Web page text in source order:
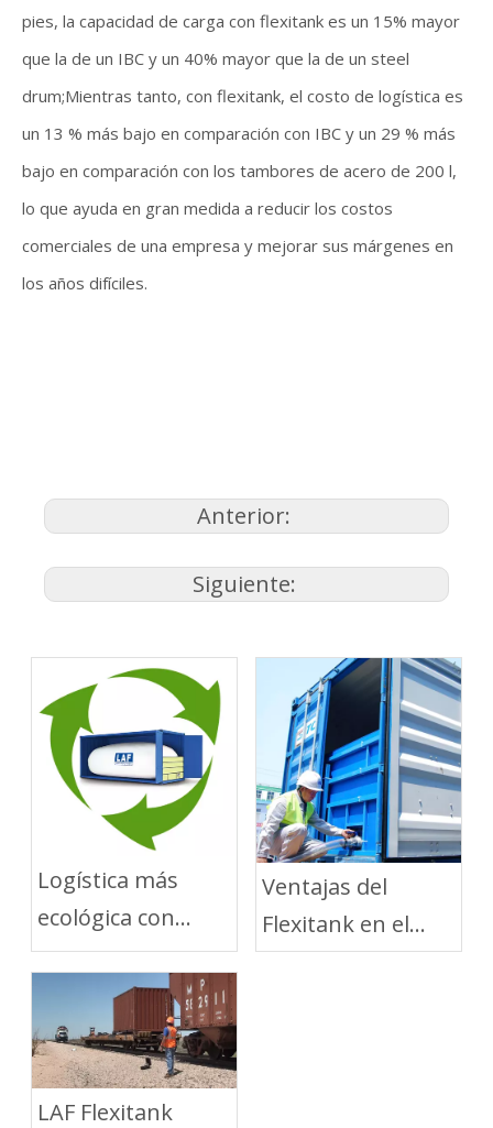
pies, la capacidad de carga con flexitank es un 15% mayor
que la de un IBC y un 40% mayor que la de un steel
drum;Mientras tanto, con flexitank, el costo de logística es
un 13 % más bajo en comparación con IBC y un 29 % más
bajo en comparación con los tambores de acero de 200 l,
lo que ayuda en gran medida a reducir los costos
comerciales de una empresa y mejorar sus márgenes en
los años difíciles.
Anterior:
Siguiente:
Logística más
ecológica con
soluciones de
embalaje flexibles
Ventajas del
Flexitank en el
Transporte Corto
LAF Flexitank